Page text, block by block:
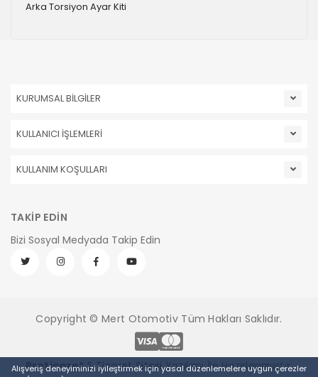
Arka Torsiyon Ayar Kiti
Alışveriş deneyiminizi iyileştirmek için yasal düzenlemelere uygun çerezler
KURUMSAL BİLGİLER
KULLANICI İŞLEMLERİ
KULLANIM KOŞULLARI
TAKİP EDİN
Bizi Sosyal Medyada Takip Edin
Copyright © Mert Otomotiv Tüm Hakları Saklıdır.
Pro ticaret E Ticaret SitesiYazılımı İle Hazırlanmıştır.